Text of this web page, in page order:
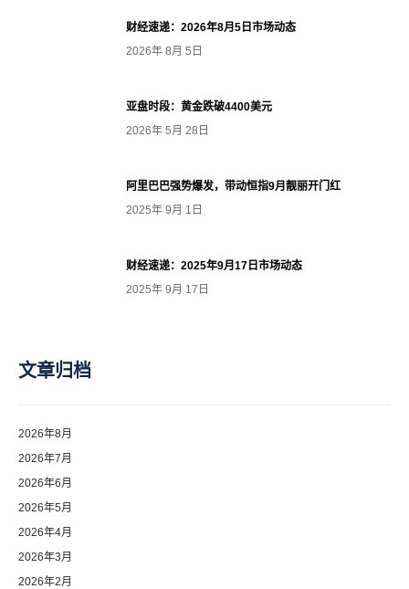
财经速递：2026年8月5日市场动态
2026年 8月 5日
亚盘时段：黄金跌破4400美元
2026年 5月 28日
阿里巴巴强势爆发，带动恒指9月靓丽开门红
2025年 9月 1日
财经速递：2025年9月17日市场动态
2025年 9月 17日
文章归档
2026年8月
2026年7月
2026年6月
2026年5月
2026年4月
2026年3月
2026年2月